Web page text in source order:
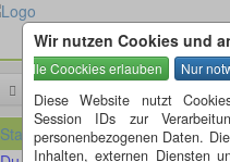
Wir nutzen Cookies und
Diese Website nutzt
Session IDs zur
personenbezogenen Daten.
Inhalten, externen Diensten
Startseite